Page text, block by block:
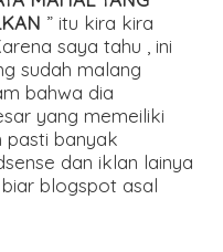
” itu kira kira
saya tahu , ini
sudah malang
bahwa dia
yang memeiliki
pasti banyak
dan iklan lainya
blogspot asal